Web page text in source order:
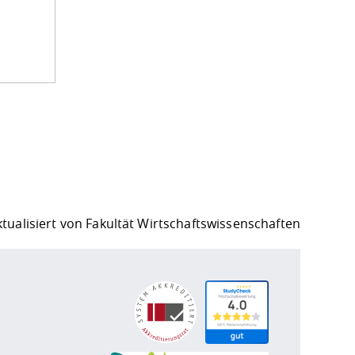
von Fakultät Wirtschaftswissenschaften